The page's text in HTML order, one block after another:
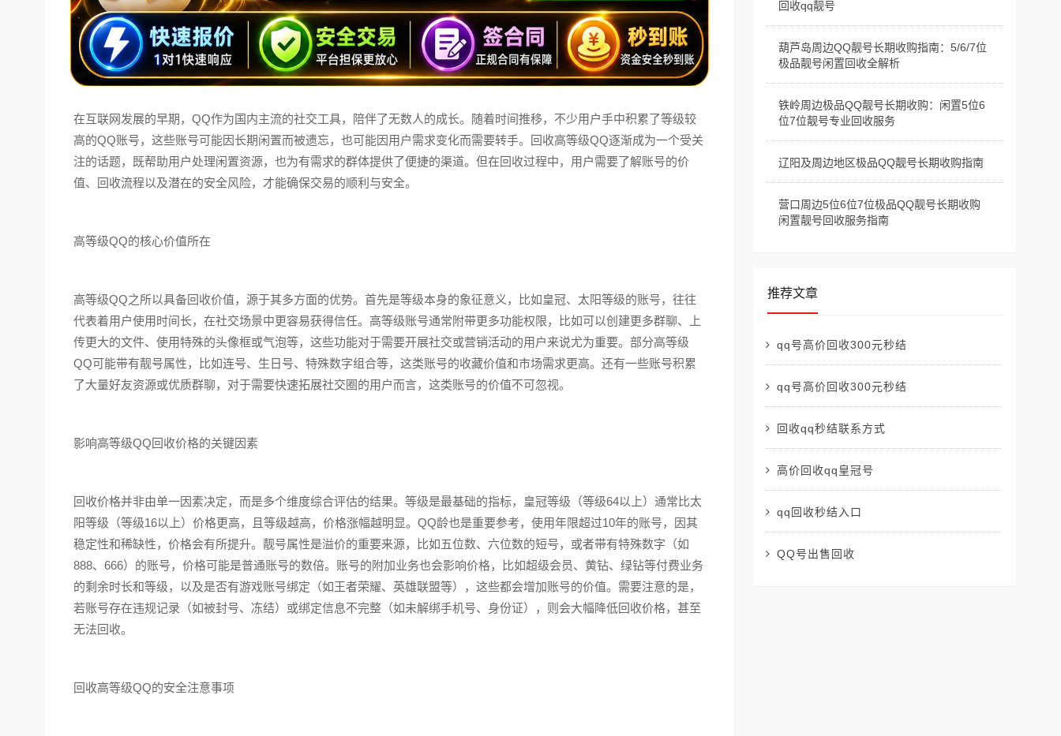
在互联网发展的早期，QQ作为国内主流的社交工具，陪伴了无数人的成长。随着时间推移，不少用户手中积累了等级较
高的QQ账号，这些账号可能因长期闲置而被遗忘，也可能因用户需求变化而需要转手。回收高等级QQ逐渐成为一个受关
注的话题，既帮助用户处理闲置资源，也为有需求的群体提供了便捷的渠道。但在回收过程中，用户需要了解账号的价
值、回收流程以及潜在的安全风险，才能确保交易的顺利与安全。
高等级QQ的核心价值所在
高等级QQ之所以具备回收价值，源于其多方面的优势。首先是等级本身的象征意义，比如皇冠、太阳等级的账号，往往
代表着用户使用时间长，在社交场景中更容易获得信任。高等级账号通常附带更多功能权限，比如可以创建更多群聊、上
传更大的文件、使用特殊的头像框或气泡等，这些功能对于需要开展社交或营销活动的用户来说尤为重要。部分高等级
QQ可能带有靓号属性，比如连号、生日号、特殊数字组合等，这类账号的收藏价值和市场需求更高。还有一些账号积累
了大量好友资源或优质群聊，对于需要快速拓展社交圈的用户而言，这类账号的价值不可忽视。
影响高等级QQ回收价格的关键因素
回收价格并非由单一因素决定，而是多个维度综合评估的结果。等级是最基础的指标，皇冠等级（等级64以上）通常比太
阳等级（等级16以上）价格更高，且等级越高，价格涨幅越明显。QQ龄也是重要参考，使用年限超过10年的账号，因其
稳定性和稀缺性，价格会有所提升。靓号属性是溢价的重要来源，比如五位数、六位数的短号，或者带有特殊数字（如
888、666）的账号，价格可能是普通账号的数倍。账号的附加业务也会影响价格，比如超级会员、黄钻、绿钻等付费业务
的剩余时长和等级，以及是否有游戏账号绑定（如王者荣耀、英雄联盟等），这些都会增加账号的价值。需要注意的是，
若账号存在违规记录（如被封号、冻结）或绑定信息不完整（如未解绑手机号、身份证），则会大幅降低回收价格，甚至
无法回收。
回收高等级QQ的安全注意事项
回收qq靓号
葫芦岛周边QQ靓号长期收购指南：5/6/7位
极品靓号闲置回收全解析
铁岭周边极品QQ靓号长期收购：闲置5位6
位7位靓号专业回收服务
辽阳及周边地区极品QQ靓号长期收购指南
营口周边5位6位7位极品QQ靓号长期收购
闲置靓号回收服务指南
推荐文章
qq号高价回收300元秒结
qq号高价回收300元秒结
回收qq秒结联系方式
高价回收qq皇冠号
qq回收秒结入口
QQ号出售回收